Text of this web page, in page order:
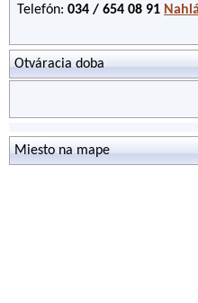
Telefón: 034 / 654 08 91
Otváracia doba
Miesto na mape